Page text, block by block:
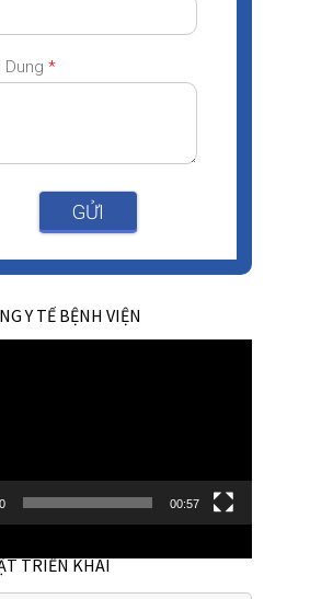
Dung *
GỬI
Y TẾ BỆNH VIỆN
00:57
TRIỂN KHAI